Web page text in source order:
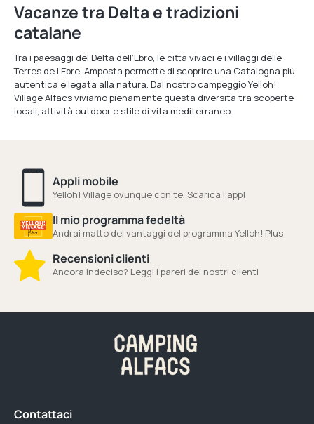
Vacanze tra Delta e tradizioni
catalane
Tra i paesaggi del Delta dell’Ebro, le città vivaci e i villaggi delle
Terres de l’Ebre, Amposta permette di scoprire una Catalogna più
autentica e legata alla natura. Dal nostro campeggio Yelloh!
Village Alfacs viviamo pienamente questa diversità tra scoperte
locali, attività outdoor e stile di vita mediterraneo.
Appli mobile
Yelloh! Village ovunque con te. Scarica l'app!
Il mio programma fedeltà
Andrai matto dei vantaggi del programma Yelloh! Plus
Recensioni clienti
Ancora indeciso? Leggi i pareri dei nostri clienti
Contattaci